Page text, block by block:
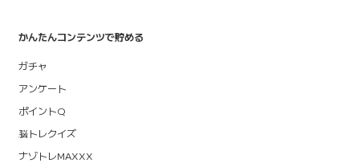
かんたんコンテンツで貯める
ガチャ
アンケート
ポイントQ
脳トレクイズ
ナゾトレMAXXX